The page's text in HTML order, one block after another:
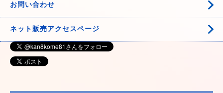
お問い合わせ
ネット販売アクセスページ